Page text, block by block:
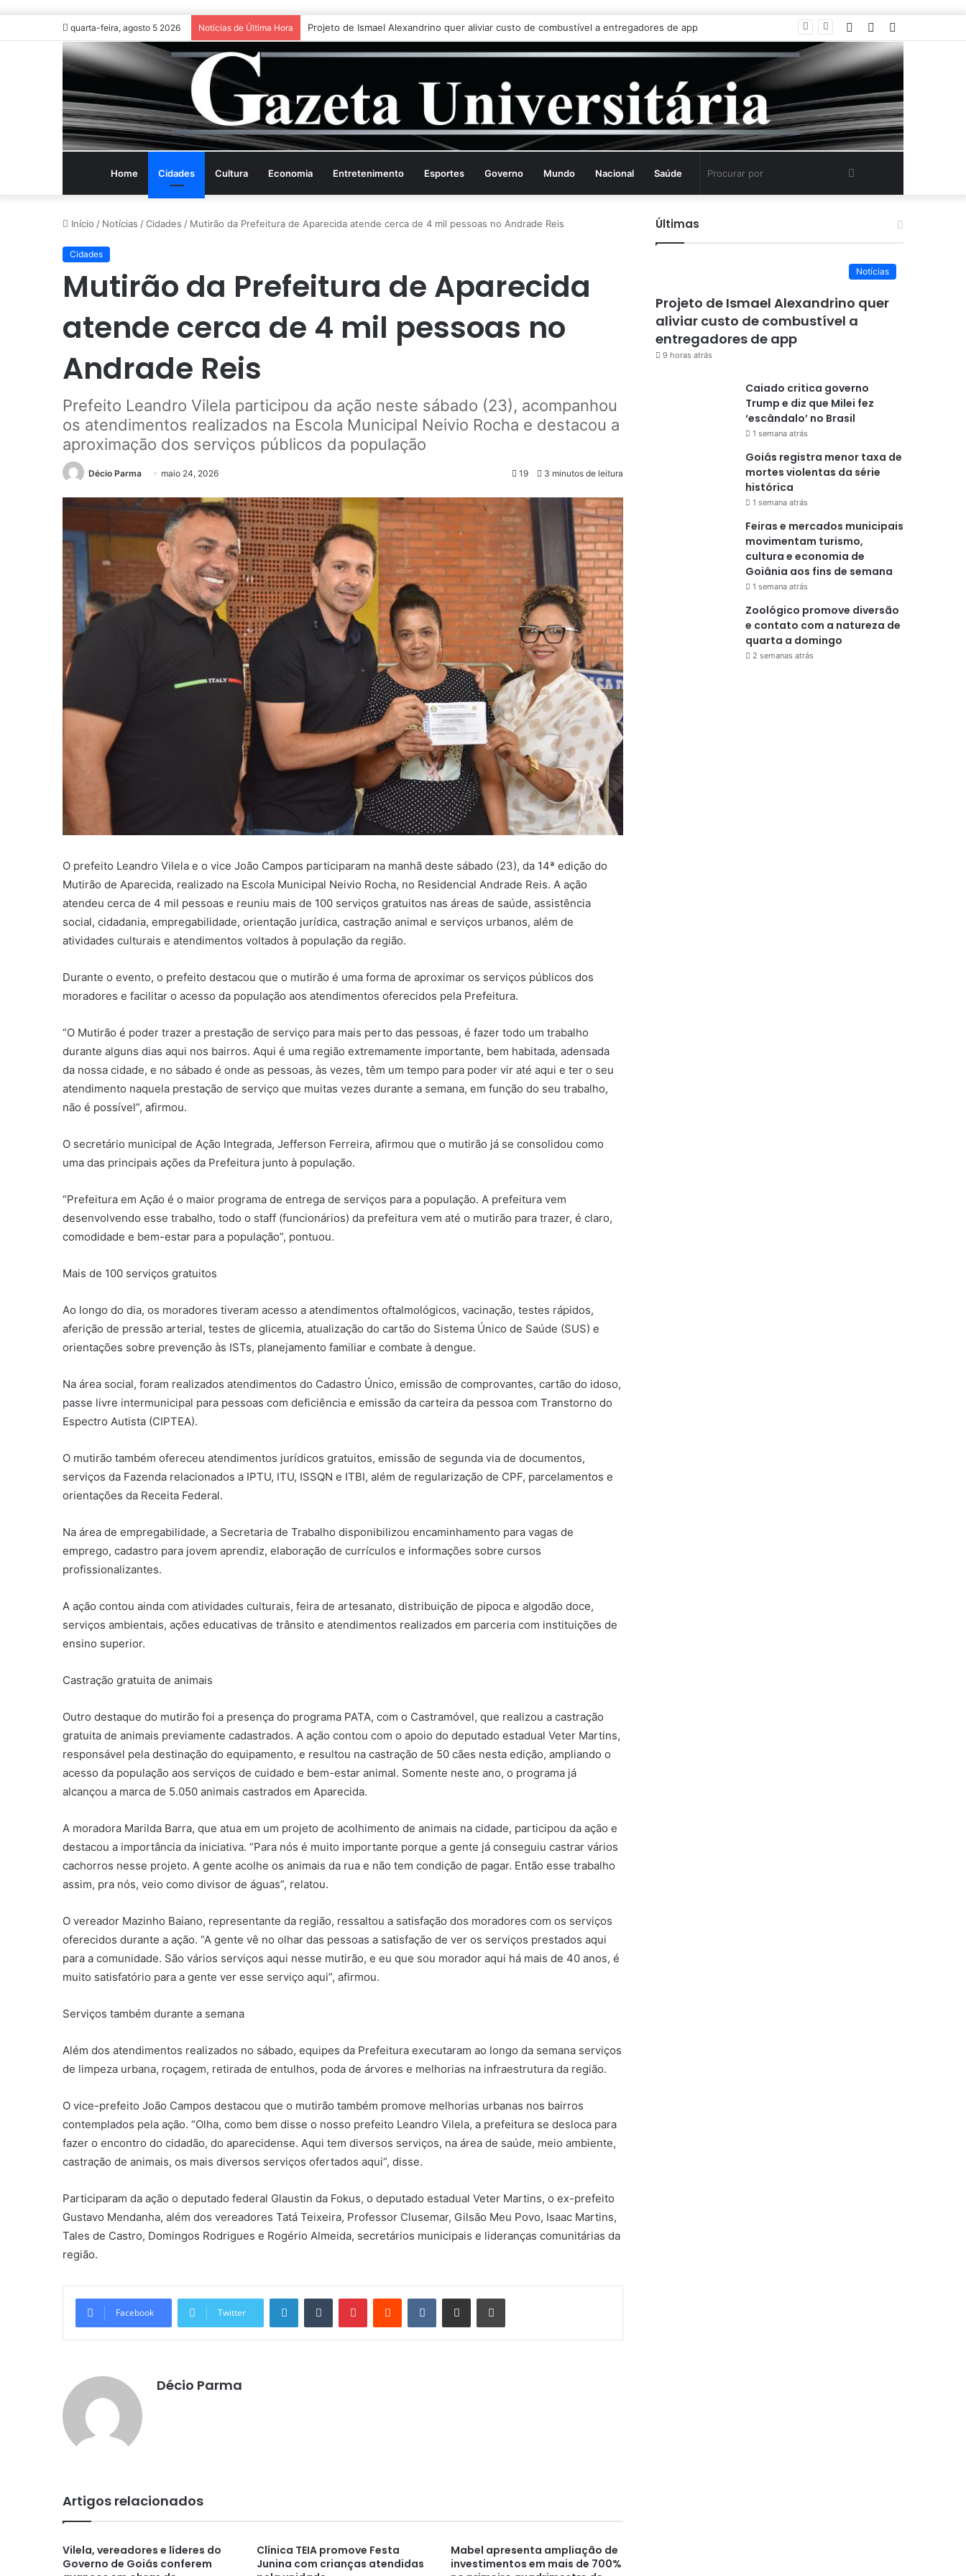
quarta-feira, agosto 5 2026 Notícias de Última Hora Caiado critica governo Trump e diz que Milei fez ‘escândalo’ no Brasil
Lateral
Artigo
aleatório
Entrar
Home Cidades Cultura Economia Entretenimento Esportes Governo Mundo Nacional Saúde Procurar
Início / Notícias /Cidades / Mutirão da Prefeitura de Aparecida atende cerca de 4 mil pessoas no Andrade Reis
Cidades
Mutirão da Prefeitura de Aparecida
atende cerca de 4 mil pessoas no
Andrade Reis
Prefeito Leandro Vilela participou da ação neste sábado (23), acompanhou
os atendimentos realizados na Escola Municipal Neivio Rocha e destacou a
aproximação dos serviços públicos da população
Décio Parma maio 24, 2026 19 3 minutos de leitura
O prefeito Leandro Vilela e o vice João Campos participaram na manhã deste sábado (23), da 14ª edição do
Mutirão de Aparecida, realizado na Escola Municipal Neivio Rocha, no Residencial Andrade Reis. A ação
atendeu cerca de 4 mil pessoas e reuniu mais de 100 serviços gratuitos nas áreas de saúde, assistência
social, cidadania, empregabilidade, orientação jurídica, castração animal e serviços urbanos, além de
atividades culturais e atendimentos voltados à população da região.
Durante o evento, o prefeito destacou que o mutirão é uma forma de aproximar os serviços públicos dos
moradores e facilitar o acesso da população aos atendimentos oferecidos pela Prefeitura.
“O Mutirão é poder trazer a prestação de serviço para mais perto das pessoas, é fazer todo um trabalho
durante alguns dias aqui nos bairros. Aqui é uma região extremamente importante, bem habitada, adensada
da nossa cidade, e no sábado é onde as pessoas, às vezes, têm um tempo para poder vir até aqui e ter o seu
atendimento naquela prestação de serviço que muitas vezes durante a semana, em função do seu trabalho,
não é possível”, afirmou.
O secretário municipal de Ação Integrada, Jefferson Ferreira, afirmou que o mutirão já se consolidou como
uma das principais ações da Prefeitura junto à população.
“Prefeitura em Ação é o maior programa de entrega de serviços para a população. A prefeitura vem
desenvolvendo esse trabalho, todo o staff (funcionários) da prefeitura vem até o mutirão para trazer, é claro,
comodidade e bem-estar para a população”, pontuou.
Mais de 100 serviços gratuitos
Ao longo do dia, os moradores tiveram acesso a atendimentos oftalmológicos, vacinação, testes rápidos,
aferição de pressão arterial, testes de glicemia, atualização do cartão do Sistema Único de Saúde (SUS) e
orientações sobre prevenção às ISTs, planejamento familiar e combate à dengue.
Na área social, foram realizados atendimentos do Cadastro Único, emissão de comprovantes, cartão do idoso,
passe livre intermunicipal para pessoas com deficiência e emissão da carteira da pessoa com Transtorno do
Espectro Autista (CIPTEA).
O mutirão também ofereceu atendimentos jurídicos gratuitos, emissão de segunda via de documentos,
serviços da Fazenda relacionados a IPTU, ITU, ISSQN e ITBI, além de regularização de CPF, parcelamentos e
orientações da Receita Federal.
Na área de empregabilidade, a Secretaria de Trabalho disponibilizou encaminhamento para vagas de
emprego, cadastro para jovem aprendiz, elaboração de currículos e informações sobre cursos
profissionalizantes.
A ação contou ainda com atividades culturais, feira de artesanato, distribuição de pipoca e algodão doce,
serviços ambientais, ações educativas de trânsito e atendimentos realizados em parceria com instituições de
ensino superior.
Castração gratuita de animais
Outro destaque do mutirão foi a presença do programa PATA, com o Castramóvel, que realizou a castração
gratuita de animais previamente cadastrados. A ação contou com o apoio do deputado estadual Veter Martins,
responsável pela destinação do equipamento, e resultou na castração de 50 cães nesta edição, ampliando o
acesso da população aos serviços de cuidado e bem-estar animal. Somente neste ano, o programa já
alcançou a marca de 5.050 animais castrados em Aparecida.
A moradora Marilda Barra, que atua em um projeto de acolhimento de animais na cidade, participou da ação e
destacou a importância da iniciativa. “Para nós é muito importante porque a gente já conseguiu castrar vários
cachorros nesse projeto. A gente acolhe os animais da rua e não tem condição de pagar. Então esse trabalho
assim, pra nós, veio como divisor de águas”, relatou.
O vereador Mazinho Baiano, representante da região, ressaltou a satisfação dos moradores com os serviços
oferecidos durante a ação. “A gente vê no olhar das pessoas a satisfação de ver os serviços prestados aqui
para a comunidade. São vários serviços aqui nesse mutirão, e eu que sou morador aqui há mais de 40 anos, é
muito satisfatório para a gente ver esse serviço aqui”, afirmou.
Serviços também durante a semana
Além dos atendimentos realizados no sábado, equipes da Prefeitura executaram ao longo da semana serviços
de limpeza urbana, roçagem, retirada de entulhos, poda de árvores e melhorias na infraestrutura da região.
O vice-prefeito João Campos destacou que o mutirão também promove melhorias urbanas nos bairros
contemplados pela ação. “Olha, como bem disse o nosso prefeito Leandro Vilela, a prefeitura se desloca para
fazer o encontro do cidadão, do aparecidense. Aqui tem diversos serviços, na área de saúde, meio ambiente,
castração de animais, os mais diversos serviços ofertados aqui”, disse.
Participaram da ação o deputado federal Glaustin da Fokus, o deputado estadual Veter Martins, o ex-prefeito
Gustavo Mendanha, além dos vereadores Tatá Teixeira, Professor Clusemar, Gilsão Meu Povo, Isaac Martins,
Tales de Castro, Domingos Rodrigues e Rogério Almeida, secretários municipais e lideranças comunitárias da
região.
Facebook Twitter
LinkedinTumblr PinterestReddit VK Compartilhar via e-mail Imprimir
Décio Parma
Artigos relacionados
Vilela, vereadores e líderes do
Governo de Goiás conferem
Clínica TEIA promove Festa
Junina com crianças atendidas
Mabel apresenta ampliação de
investimentos em mais de 700%
Últimas
Notícias
Projeto de Ismael Alexandrino quer
aliviar custo de combustível a
entregadores de app
9 horas atrás
Caiado critica governo
Trump e diz que Milei fez
‘escândalo’ no Brasil
1 semana atrás
Goiás registra menor taxa de
mortes violentas da série
histórica
1 semana atrás
Feiras e mercados municipais
movimentam turismo,
cultura e economia de
Goiânia aos fins de semana
1 semana atrás
Zoológico promove diversão
e contato com a natureza de
quarta a domingo
2 semanas atrás